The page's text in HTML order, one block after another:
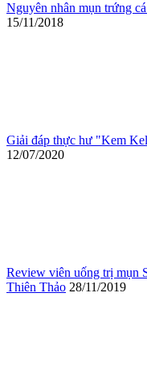
Nguyên nhân mụn trứng
15/11/2018
Giải đáp thực hư "Kem
12/07/2020
Review viên uống trị mụn
Thiên Thảo 28/11/2019